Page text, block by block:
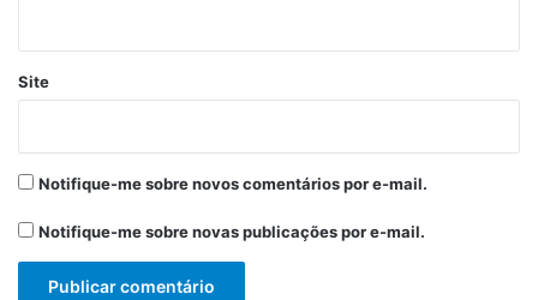
Site
Notifique-me sobre novos comentários por e-mail.
Notifique-me sobre novas publicações por e-mail.